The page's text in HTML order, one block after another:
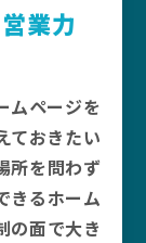
業力
ムページを
ておきたい
所を問わず
きるホーム
の面で大き